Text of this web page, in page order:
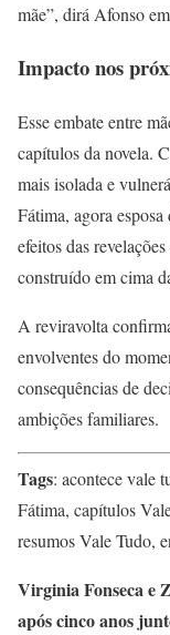
mãe”, dirá Afonso
Impacto nos
Esse embate entre
capítulos da novela.
mais isolada e
Fátima, agora
efeitos das
construído em cima
A reviravolta
envolventes do
consequências de
ambições familiares.
Tags: acontece vale
Fátima, capítulos
resumos Vale Tudo,
Virginia Fonseca e
após cinco anos